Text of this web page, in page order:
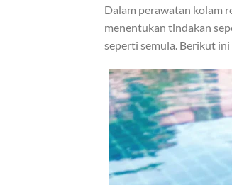
Dalam perawatan kolam
menentukan tindakan
seperti semula. Berikut